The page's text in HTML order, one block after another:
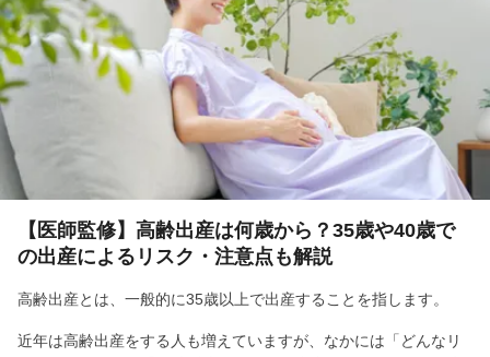
【医師監修】高齢出産は何歳から？35歳や40歳で
の出産によるリスク・注意点も解説
高齢出産とは、一般的に35歳以上で出産することを指します。
近年は高齢出産をする人も増えていますが、なかには「どんなリ